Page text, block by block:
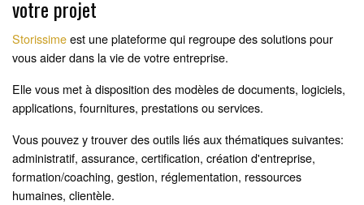
votre projet
Storissimeest une plateforme qui regroupe des solutions pour
vous aider dans la vie de votre entreprise.
Elle vous met à disposition des modèles de documents, logiciels,
applications, fournitures, prestations ou services.
Vous pouvez y trouver des outils liés aux thématiques suivantes:
administratif, assurance, certification, création d'entreprise,
formation/coaching, gestion, réglementation, ressources
humaines, clientèle.